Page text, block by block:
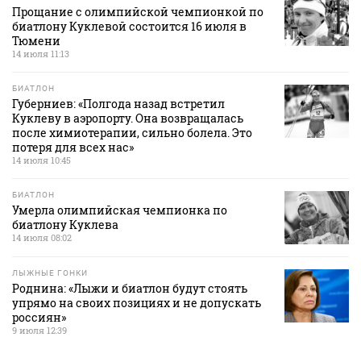
Прощание с олимпийской чемпионкой по
биатлону Куклевой состоится 16 июля в
Тюмени
14 июля 11:13
БИАТЛОН
Губерниев: «Полгода назад встретил
Куклеву в аэропорту. Она возвращалась
после химиотерапии, сильно болела. Это
потеря для всех нас»
14 июля 10:45
БИАТЛОН
Умерла олимпийская чемпионка по
биатлону Куклева
14 июля 08:02
ЛЫЖНЫЕ ГОНКИ
Роднина: «Лыжи и биатлон будут стоять
упрямо на своих позициях и не допускать
россиян»
9 июля 12:39